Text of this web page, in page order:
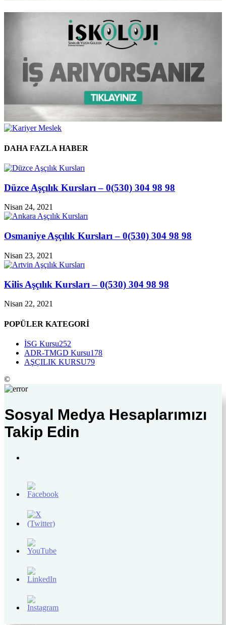
DAHA FAZLA HABER
Düzce Aşçılık Kursları – 0(530) 304 98 98
Nisan 24, 2021
Osmaniye Aşçılık Kursları – 0(530) 304 98 98
Nisan 23, 2021
Kilis Aşçılık Kursları – 0(530) 304 98 98
Nisan 22, 2021
POPÜLER KATEGORİ
İSG Kursu252
ADR-TMGD Kursu178
AŞÇILIK KURSU79
©
Sosyal Medya Hesaplarımızı
Takip Edin